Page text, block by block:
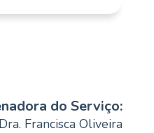
do Serviço:
Dra. Francisca Oliveira